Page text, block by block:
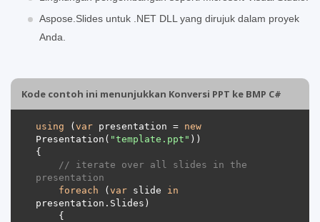
Aspose.Slides untuk .NET DLL yang dirujuk dalam proyek
Anda.
Kode contoh ini menunjukkan Konversi PPT ke BMP C#
using (var presentation = new
Presentation( "template.ppt"
// iterate over all slides in the
presentation
foreach (var slide in